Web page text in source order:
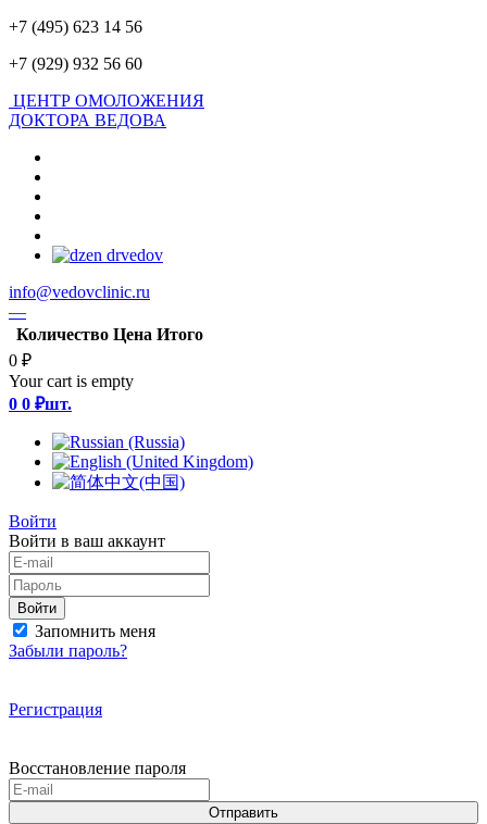
+7 (495) 623 14 56
+7 (929) 932 56 60
ЦЕНТР ОМОЛОЖЕНИЯ
ДОКТОРА ВЕДОВА
info@vedovclinic.ru
—
Количество Цена Итого
0 ₽
Your cart is empty
0 0 ₽шт.
Войти
Войти в ваш аккаунт
Войти
Запомнить меня
Забыли пароль?
Регистрация
Восстановление пароля
Отправить